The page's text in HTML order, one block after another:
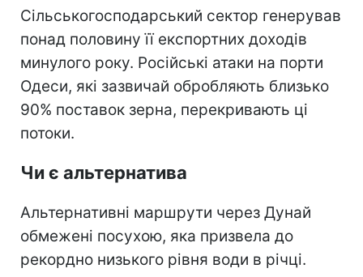
Сільськогосподарський сектор генерував
понад половину її експортних доходів
минулого року. Російські атаки на порти
Одеси, які зазвичай обробляють близько
90% поставок зерна, перекривають ці
потоки.
Чи є альтернатива
Альтернативні маршрути через Дунай
обмежені посухою, яка призвела до
рекордно низького рівня води в річці.